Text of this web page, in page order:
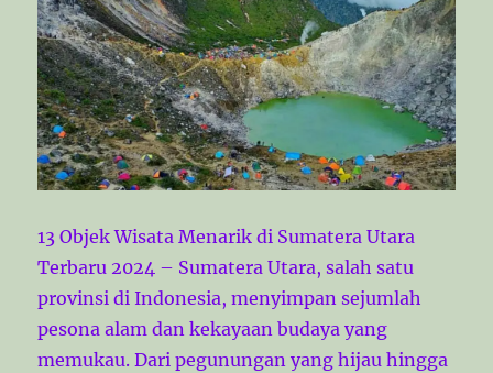
13 Objek Wisata Menarik di Sumatera Utara
Terbaru 2024 – Sumatera Utara, salah satu
provinsi di Indonesia, menyimpan sejumlah
pesona alam dan kekayaan budaya yang
memukau. Dari pegunungan yang hijau hingga